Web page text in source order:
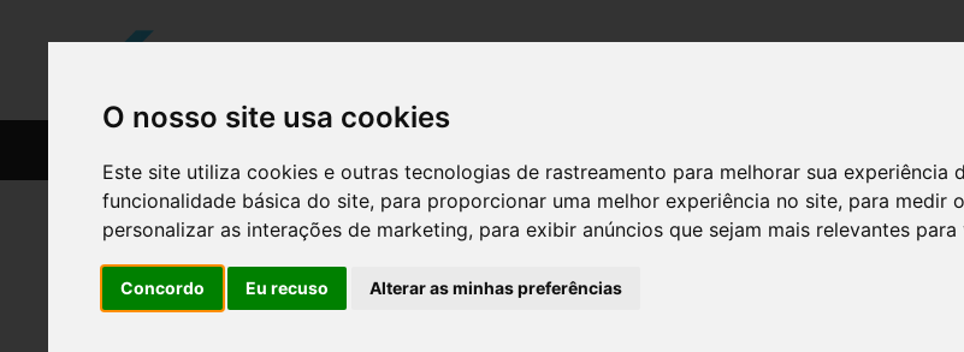
O nosso site usa cookies
Este site utiliza cookies e outras tecnologias de rastreamento para melhorar sua experiência
funcionalidade básica do site, para proporcionar uma melhor experiência no site, para medir
personalizar as interações de marketing, para exibir anúncios que sejam mais relevantes para
Concordo Eu recuso Alterar as minhas preferências
Intea Camomila Ch Inf 500
Ref.: 6225078